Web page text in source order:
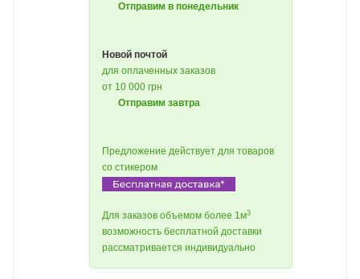
Отправим в понедельник
Новой почтой
для оплаченных заказов
от 10 000 грн
Отправим завтра
Предложение действует для товаров
со стикером
Для заказов объемом более 1м3
возможность бесплатной доставки
рассматривается индивидуально